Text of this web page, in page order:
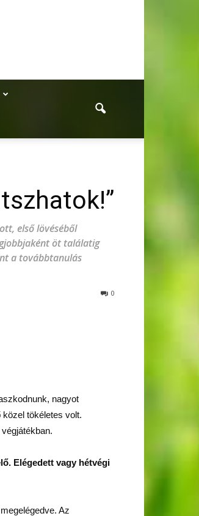
első lövéséből
öt találatig
a továbbtanulás
0
nagyot
tökéletes volt.
Elégedett vagy hétvégi
Az